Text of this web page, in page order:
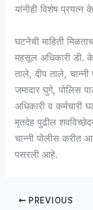
यांनीही विशेष प्रयत्न
घटनेची माहिती
महसूल अधिकारी
ताले, दीप ताले,
जमादार घुगे, पोलिस
अधिकारी व
मृतदेह पुढील
चान्नी पोलीस करीत
पसरली आहे.
PREVIOUS